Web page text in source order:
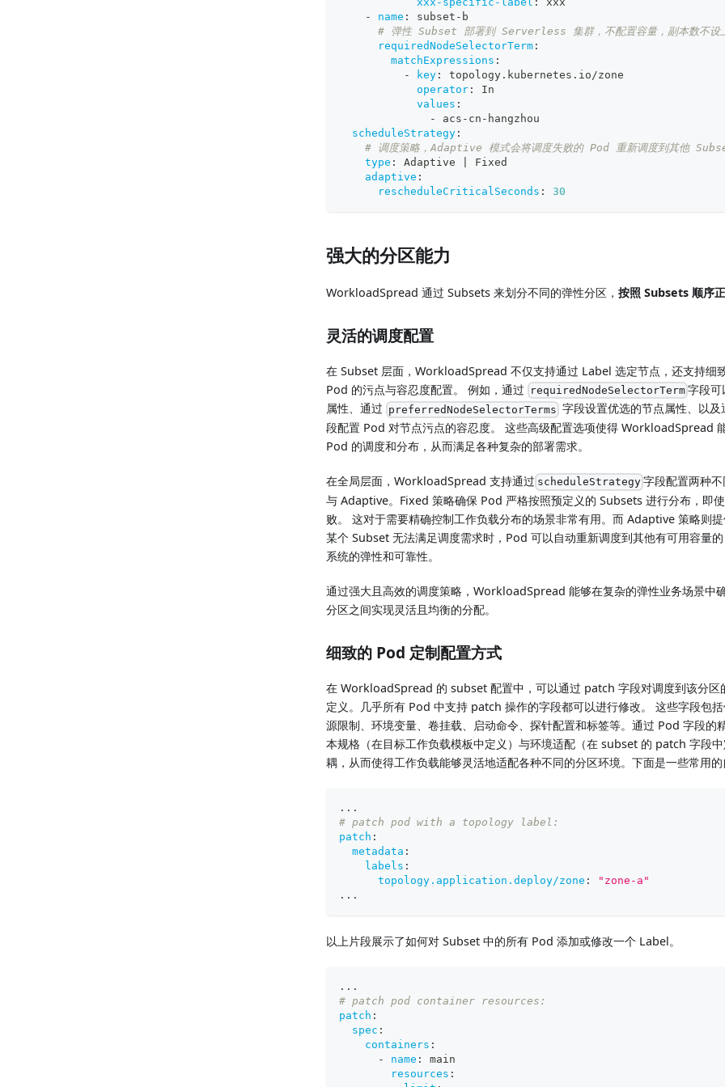
-
name : subset - b
# 弹性 Subset 部署到 Serverless 集群，不配置容量，副本数不设
requiredNodeSelectorTerm :
matchExpressions :
-
key :
topology.kubernetes.io/zone
operator :
In
values :
-
acs - cn - hangzhou
scheduleStrategy :
# 调度策略，Adaptive 模式会将调度失败的 Pod 重新调度到其他
type : Adaptive
Fixed
adaptive :
rescheduleCriticalSeconds : 30
强大的分区能力
WorkloadSpread 通过 Subsets 来划分不同的弹性分区， 按照 Subsets 顺序
灵活的调度配置
在 Subset 层面，WorkloadSpread 不仅支持通过 Label 选定节点，还支持细
Pod 的污点与容忍度配置。 例如，通过
requiredNodeSelectorTerm 字段
属性、通过 preferredNodeSelectorTerms 字段设置优选的节点属性、以
段配置 Pod 对节点污点的容忍度。 这些高级配置选项使得 WorkloadSpread
Pod 的调度和分布，从而满足各种复杂的部署需求。
在全局层面，WorkloadSpread 支持通过 scheduleStrategy 字段配置两种
与 Adaptive。Fixed 策略确保 Pod 严格按照预定义的 Subsets 进行分布，即
败。 这对于需要精确控制工作负载分布的场景非常有用。而 Adaptive 策略则
某个 Subset 无法满足调度需求时，Pod 可以自动重新调度到其他有可用容量
系统的弹性和可靠性。
通过强大且高效的调度策略，WorkloadSpread 能够在复杂的弹性业务场景中
分区之间实现灵活且均衡的分配。
细致的 Pod 定制配置方式
在 WorkloadSpread 的 subset 配置中，可以通过 patch 字段对调度到该分区
定义。几乎所有 Pod 中支持 patch 操作的字段都可以进行修改。 这些字段包
源限制、环境变量、卷挂载、启动命令、探针配置和标签等。通过 Pod 字段的
本规格（在目标工作负载模板中定义）与环境适配（在 subset 的 patch 字段
耦，从而使得工作负载能够灵活地适配各种不同的分区环境。下面是一些常用
...
# patch pod with a topology label:
patch :
metadata :
labels :
topology.application.deploy/zone :
"zone-a"
...
以上片段展示了如何对 Subset 中的所有 Pod 添加或修改一个 Label。
...
# patch pod container resources:
patch :
spec :
containers :
-
name :
main
resources :